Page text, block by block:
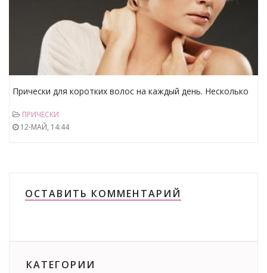
Прически для коротких волос на каждый день. Несколько
волосах.
ПРИЧЕСКИ
12-МАЙ, 14:44
ОСТАВИТЬ КОММЕНТАРИЙ
КАТЕГОРИИ